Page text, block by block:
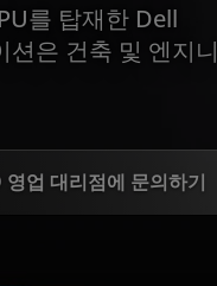
를 탑재한 Dell
은 건축 및 엔지니
업 대리점에 문의하기